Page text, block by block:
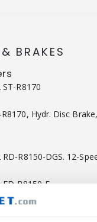
BRAKES
R8170
Hydr. Disc
R8150-DGS. 12-
R8150-F